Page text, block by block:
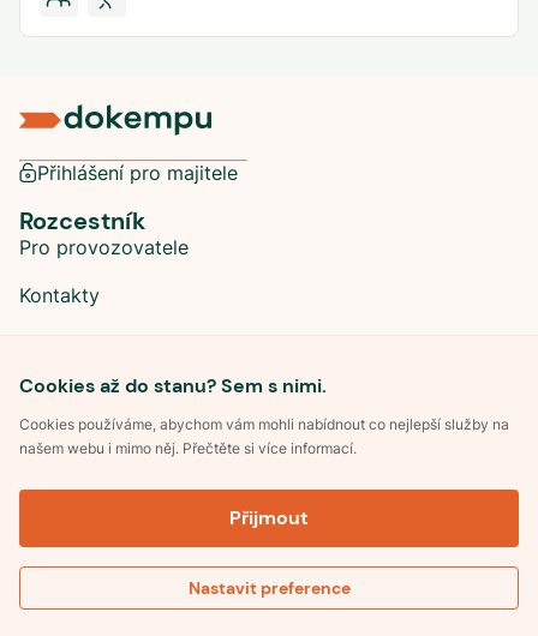
Kontakt
Cookies až do stanu? Sem s nimi.
Cookies používáme, abychom vám mohli nabídnout co nejlepší služby na
našem webu i mimo něj. Přečtěte si více informací.
Přijmout
Nastavit preference
Přihlášení pro majitele
Rozcestník
Pro provozovatele
Kontakty
Pravidla soutěže Kemp roku
Optimalizace pro vyhledávání